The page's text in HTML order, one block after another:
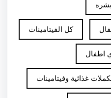
كل الفيتامينات
اطفال
غذائية وفيتامينات